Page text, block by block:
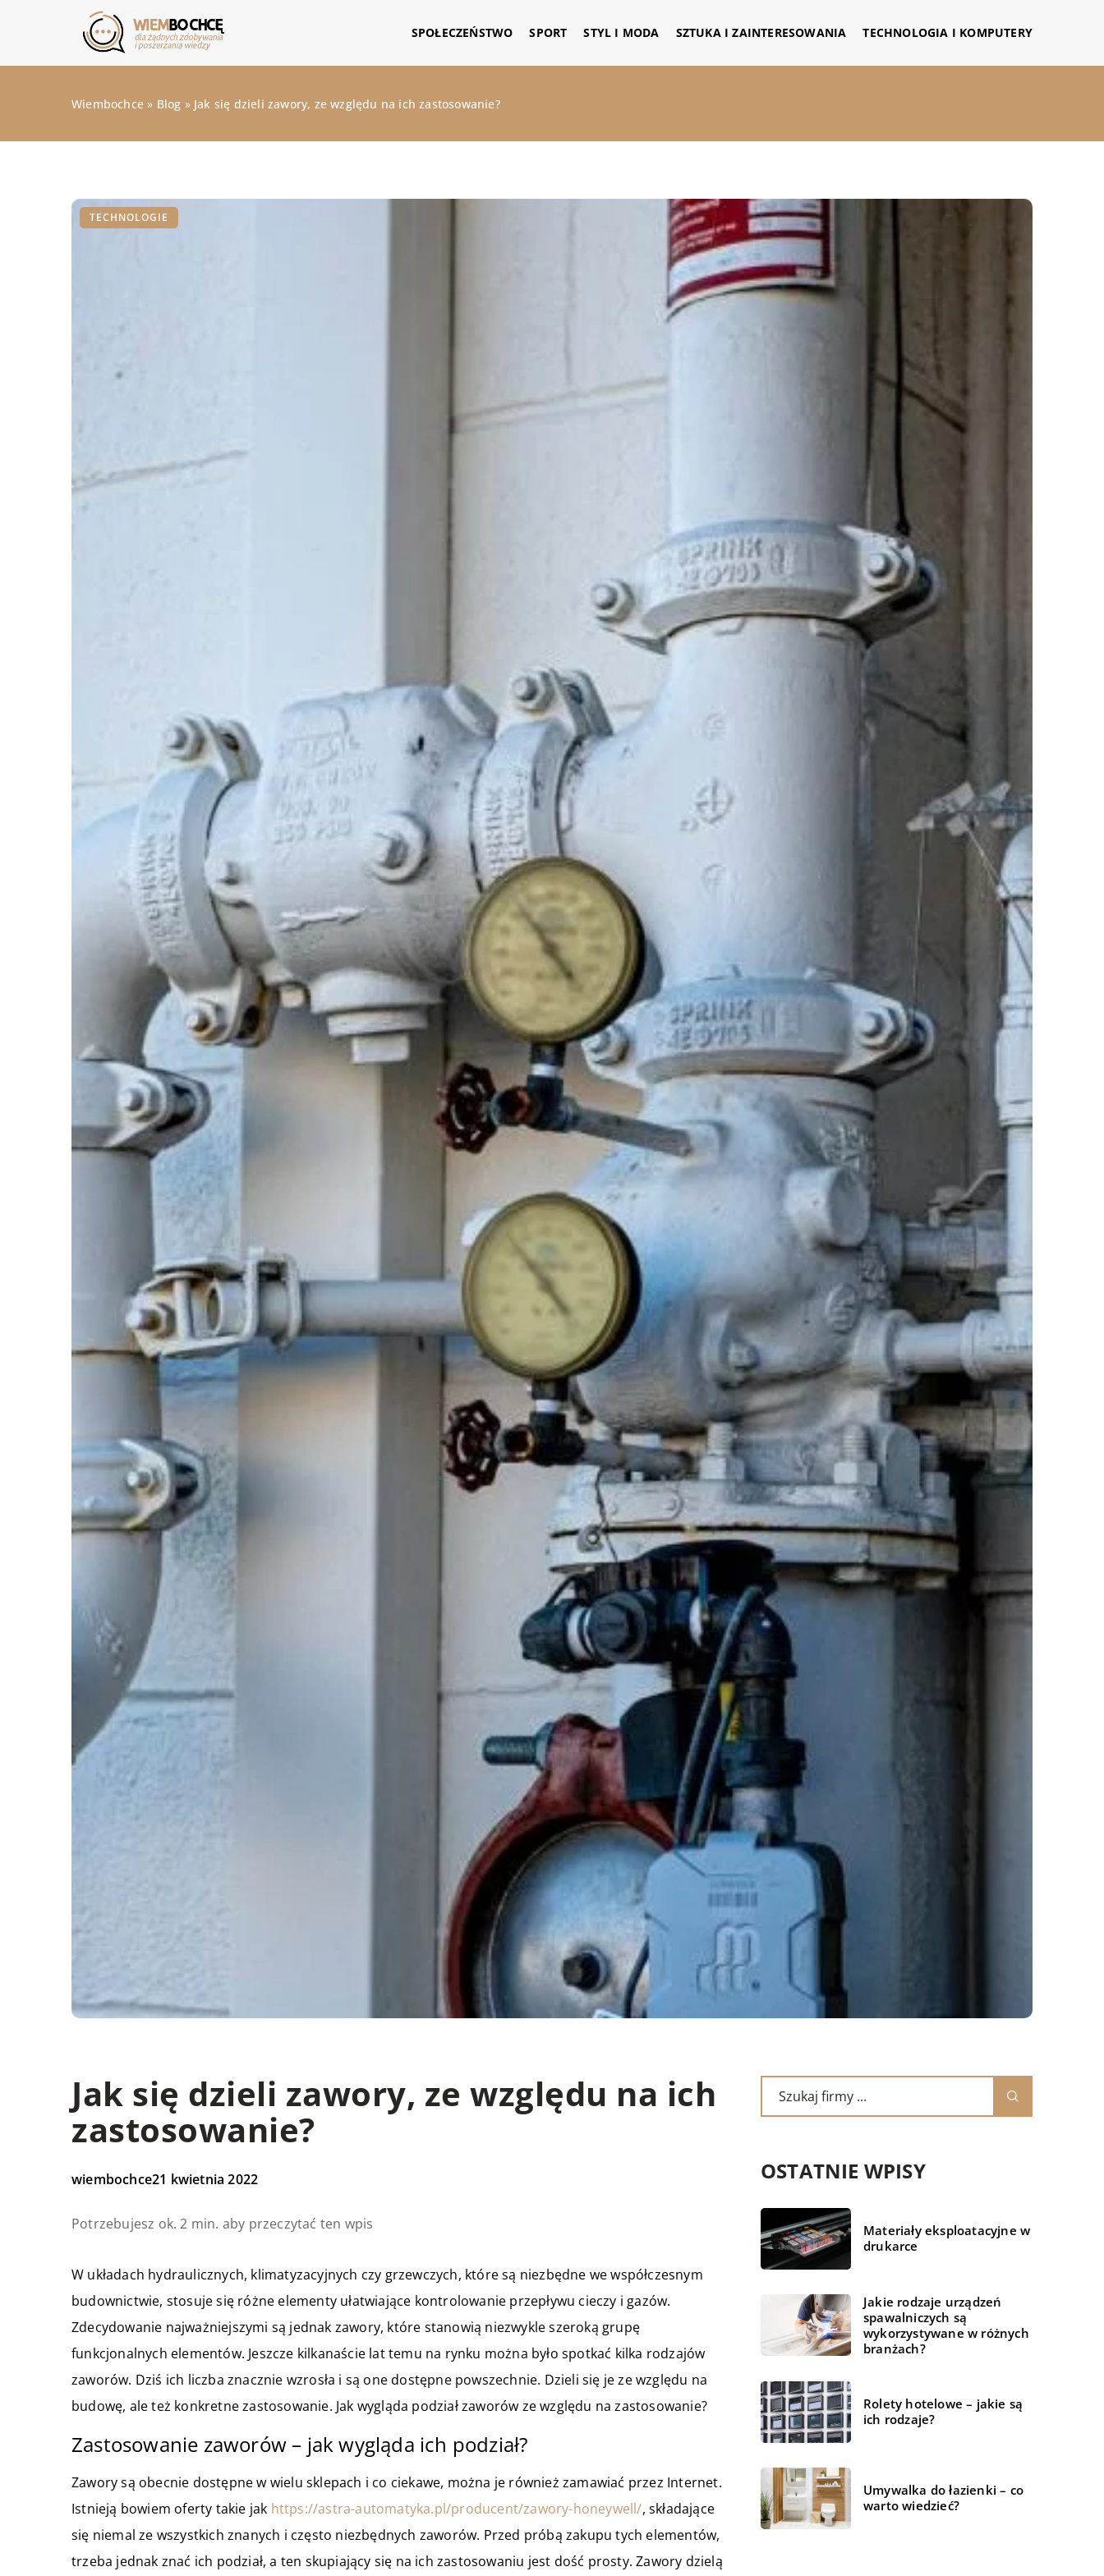
SPOŁECZEŃSTWO SPORT STYL I MODA SZTUKA I ZAINTERESOWANIA TECHNOLOGIA I KOMPUTERY
Wiembochce » Blog » Jak się dzieli zawory, ze względu na ich zastosowanie?
TECHNOLOGIE
Jak się dzieli zawory, ze względu na ich
zastosowanie?
wiembochce21 kwietnia 2022
Potrzebujesz ok. 2 min. aby przeczytać ten wpis
W układach hydraulicznych, klimatyzacyjnych czy grzewczych, które są niezbędne we współczesnym
budownictwie, stosuje się różne elementy ułatwiające kontrolowanie przepływu cieczy i gazów.
Zdecydowanie najważniejszymi są jednak zawory, które stanowią niezwykle szeroką grupę
funkcjonalnych elementów. Jeszcze kilkanaście lat temu na rynku można było spotkać kilka rodzajów
zaworów. Dziś ich liczba znacznie wzrosła i są one dostępne powszechnie. Dzieli się je ze względu na
budowę, ale też konkretne zastosowanie. Jak wygląda podział zaworów ze względu na zastosowanie?
Zastosowanie zaworów – jak wygląda ich podział?
Zawory są obecnie dostępne w wielu sklepach i co ciekawe, można je również zamawiać przez Internet.
Istnieją bowiem oferty takie jak https://astra-automatyka.pl/producent/zawory-honeywell/, składające
się niemal ze wszystkich znanych i często niezbędnych zaworów. Przed próbą zakupu tych elementów,
trzeba jednak znać ich podział, a ten skupiający się na ich zastosowaniu jest dość prosty. Zawory dzielą
OSTATNIE WPISY
Materiały eksploatacyjne w
drukarce
Jakie rodzaje urządzeń
spawalniczych są
wykorzystywane w różnych
branżach?
Rolety hotelowe – jakie są
ich rodzaje?
Umywalka do łazienki – co
warto wiedzieć?